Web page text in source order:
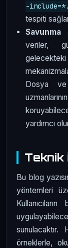
-
tespiti
veriler,
Dosya
yardımcı
Teknik
Bu blog
yöntemleri
örneklerle,